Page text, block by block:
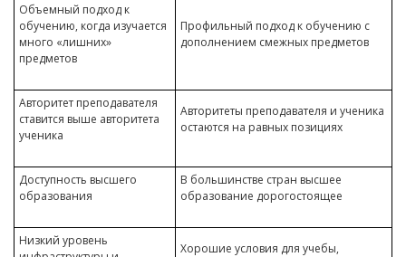
Объемный подход к
обучению, когда изучается
много «лишних»
предметов
Профильный подход к обучению с
дополнением смежных предметов
Авторитет преподавателя
ставится выше авторитета
ученика
Авторитеты преподавателя и ученика
остаются на равных позициях
Доступность высшего
образования
В большинстве стран высшее
образование дорогостоящее
Низкий уровень
Хорошие условия для учебы,